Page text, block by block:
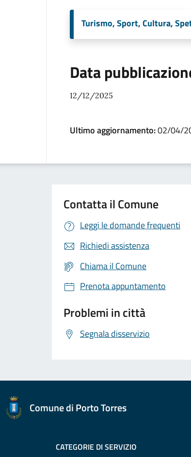
Turismo, Sport, Cultura,
Data
12/12/2025
Ultimo aggiornamento:02/04/
Contatta il Comune
Leggi le domande frequenti
Richiedi assistenza
Chiama il Comune
Prenota appuntamento
Problemi in città
Segnala disservizio
Comune di Porto Torres
CATEGORIE DI SERVIZIO